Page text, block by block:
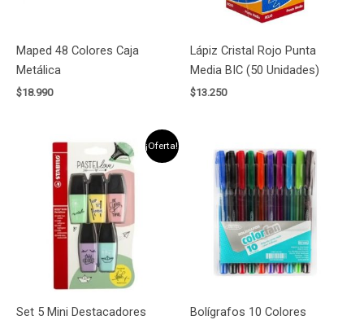
Maped 48 Colores Caja
Metálica
$18.990
Lápiz Cristal Rojo Punta
Media BIC (50 Unidades)
$13.250
¡Oferta!
Set 5 Mini Destacadores
El
precio
original
era:
$3.290.
actual
es:
$2.990.
Bolígrafos 10 Colores